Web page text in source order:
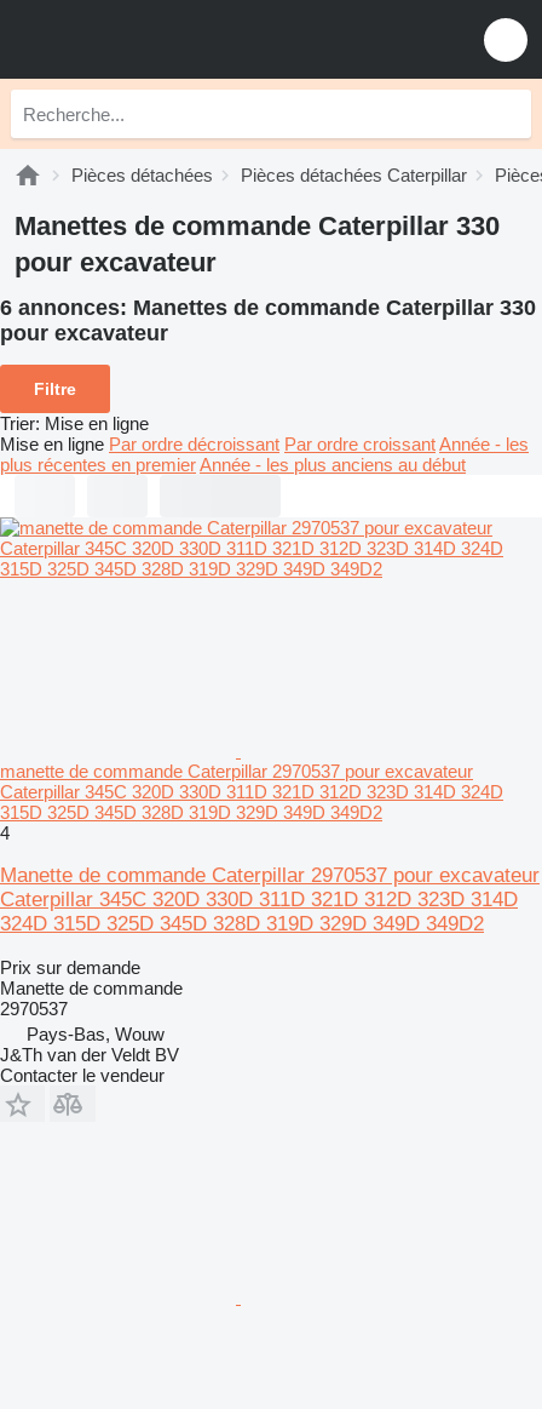
Pièces détachées Pièces détachées Caterpillar
Manettes de commande Caterpillar 330
pour excavateur
6 annonces: Manettes de commande Caterpillar 330
pour excavateur
Filtre
Trier: Mise en ligne
Mise en ligne Par ordre décroissant Par ordre croissantAnnée - les
plus récentes en premierAnnée - les plus anciens au début
manette de commande Caterpillar 2970537 pour excavateur
Caterpillar 345C 320D 330D 311D 321D 312D 323D 314D 324D
315D 325D 345D 328D 319D 329D 349D 349D2
4
Manette de commande Caterpillar 2970537 pour excavateur
Caterpillar 345C 320D 330D 311D 321D 312D 323D 314D
324D 315D 325D 345D 328D 319D 329D 349D 349D2
Prix sur demande
Manette de commande
2970537
Pays-Bas, Wouw
J&Th van der Veldt BV
Contacter le vendeur